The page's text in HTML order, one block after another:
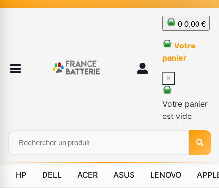
0 0,00 €
Votre
panier
×
Votre panier
est vide
HP DELL ACER ASUS LENOVO